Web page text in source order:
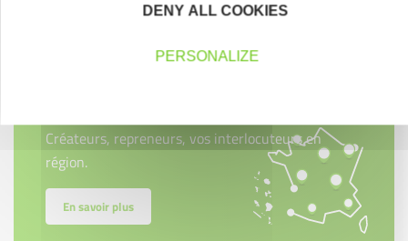
Créateurs, repreneurs, vos interlocuteurs en
région.
En savoir plus
DENY ALL COOKIES
PERSONALIZE